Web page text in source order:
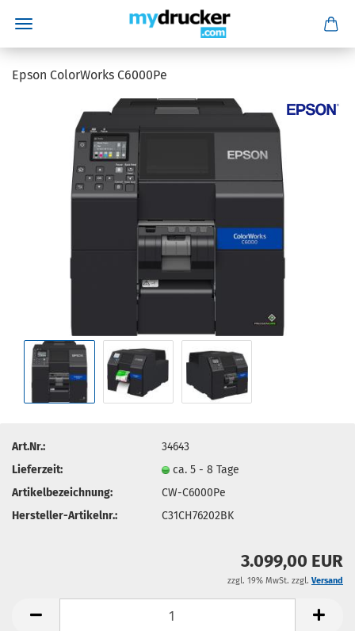
Epson ColorWorks C6000Pe
Art.Nr.:
34643
Lieferzeit:
ca. 5 - 8 Tage
Artikelbezeichnung:
CW-C6000Pe
Hersteller-Artikelnr.:
C31CH76202BK
3.099,00 EUR
zzgl. 19% MwSt. zzgl. Versand